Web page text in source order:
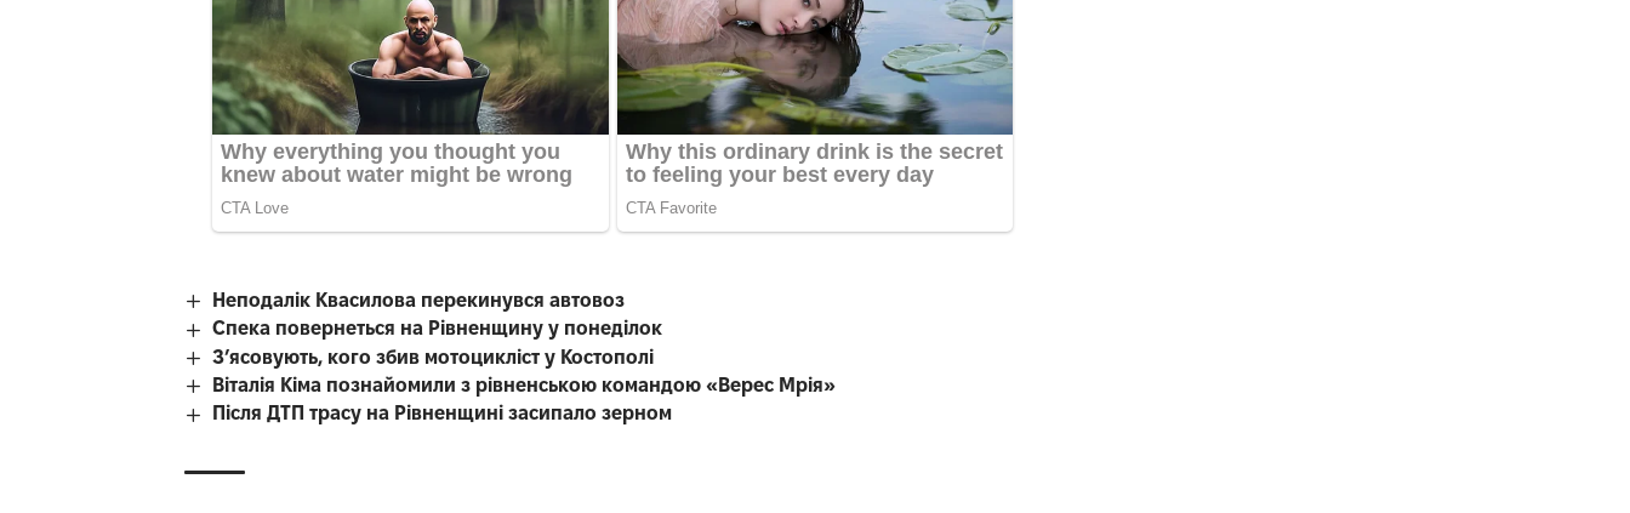
Неподалік Квасилова перекинувся автовоз
Спека повернеться на Рівненщину у понеділок
З’ясовують, кого збив мотоцикліст у Костополі
Віталія Кіма познайомили з рівненською командою «Верес Мрія»
Після ДТП трасу на Рівненщині засипало зерном